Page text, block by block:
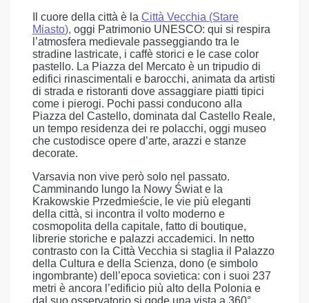
Il cuore della città è la Città Vecchia (Stare
Miasto), oggi Patrimonio UNESCO: qui si respira
l’atmosfera medievale passeggiando tra le
stradine lastricate, i caffè storici e le case color
pastello. La Piazza del Mercato è un tripudio di
edifici rinascimentali e barocchi, animata da artisti
di strada e ristoranti dove assaggiare piatti tipici
come i pierogi. Pochi passi conducono alla
Piazza del Castello, dominata dal Castello Reale,
un tempo residenza dei re polacchi, oggi museo
che custodisce opere d’arte, arazzi e stanze
decorate.
Varsavia non vive però solo nel passato.
Camminando lungo la Nowy Świat e la
Krakowskie Przedmieście, le vie più eleganti
della città, si incontra il volto moderno e
cosmopolita della capitale, fatto di boutique,
librerie storiche e palazzi accademici. In netto
contrasto con la Città Vecchia si staglia il Palazzo
della Cultura e della Scienza, dono (e simbolo
ingombrante) dell’epoca sovietica: con i suoi 237
metri è ancora l’edificio più alto della Polonia e
dal suo osservatorio si gode una vista a 360°